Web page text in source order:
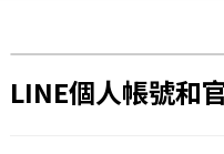
LINE個人帳號和